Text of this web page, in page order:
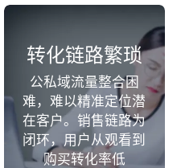
转化链路繁琐
公私域流量整合困
难，难以精准定位潜
在客户。销售链路为
闭环，用户从观看到
购买转化率低